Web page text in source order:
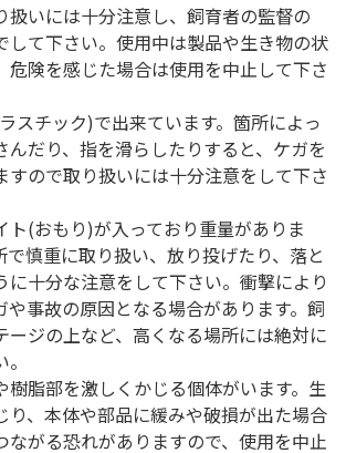
扱いには十分注意し、飼育者の監督の
して下さい。使用中は製品や生き物の状
危険を感じた場合は使用を中止して下さ
スチック)で出来ています。箇所によっ
んだり、指を滑らしたりすると、ケガを
すので取り扱いには十分注意をして下さ
ト(おもり)が入っており重量がありま
で慎重に取り扱い、放り投げたり、落と
に十分な注意をして下さい。衝撃により
や事故の原因となる場合があります。飼
ージの上など、高くなる場所には絶対に
樹脂部を激しくかじる個体がいます。生
り、本体や部品に緩みや破損が出た場合
ながる恐れがありますので、使用を中止